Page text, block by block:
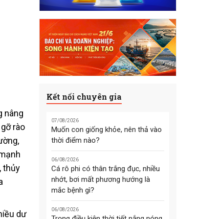
nâng
rào
thủy
dư
Kết nối chuyên gia
07/08/2026
Muốn con giống khỏe, nên thả vào
thời điểm nào?
06/08/2026
Cá rô phi có thân trắng đục, nhiều
nhớt, bơi mất phương hướng là
mắc bệnh gì?
06/08/2026